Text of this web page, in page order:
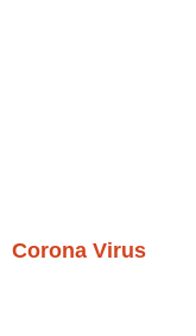
Corona Virus